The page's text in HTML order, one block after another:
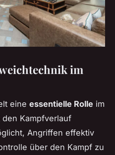
im
eine essentielle Rolle im
Kampfverlauf
Angriffen effektiv
über den Kampf zu